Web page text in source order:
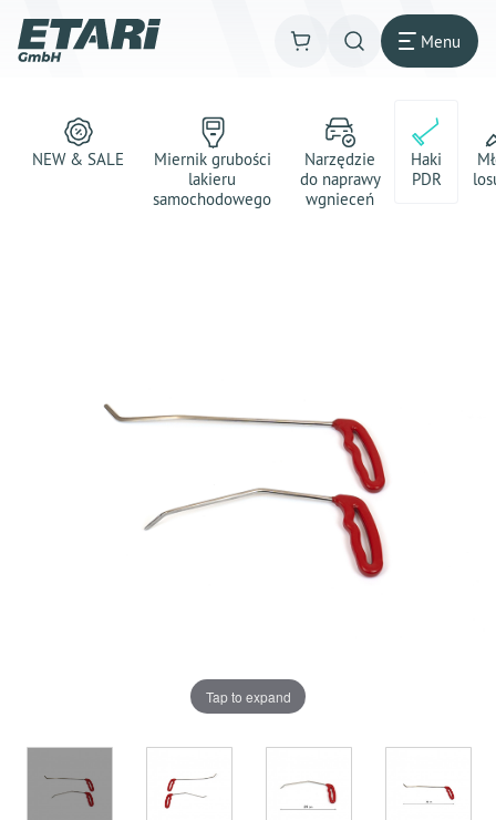
Menu
NEW & SALE
Miernik grubości
lakieru
samochodowego
Narzędzie
do naprawy
wgnieceń
Haki
PDR
Tap to expand